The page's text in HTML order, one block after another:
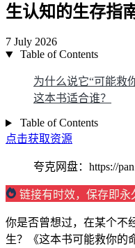
生认知的生存指
7 July 2026
Table of Contents
为什么说它“可能救
这本书适合谁？
Table of Contents
点击获取资源
夸克网盘：https://
链接有时效，保存即永
你是否曾想过，在某个不
生？《这本书可能救你的